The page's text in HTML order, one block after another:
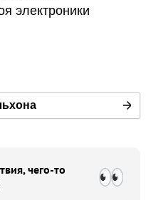
электроники
чего-то